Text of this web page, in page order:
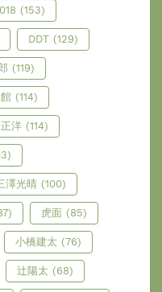
(153)
DDT (129)
(119)
(114)
洋 (114)
澤光晴 (100)
虎面 (85)
小橋建太 (76)
辻陽太 (68)